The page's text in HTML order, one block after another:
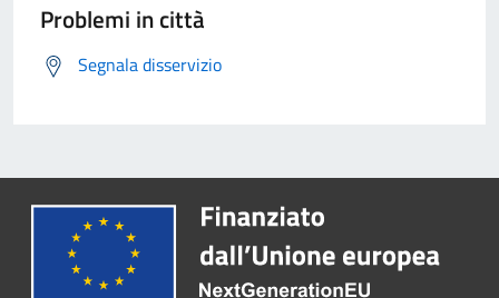
Problemi in città
Segnala disservizio